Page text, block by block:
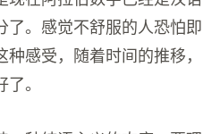
了。感觉不舒服的人恐怕即
感受，随着时间的推移，
。